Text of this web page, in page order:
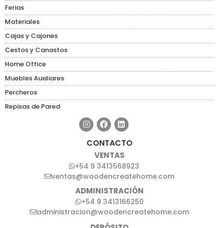
Ferias
Materiales
Cajas y Cajones
Cestos y Canastos
Home Office
Muebles Auxiliares
Percheros
Repisas de Pared
CONTACTO
VENTAS
+54 9 3413568923
ventas@woodencreatehome.com
ADMINISTRACIÓN
+54 9 3413166250
administracion@woodencreatehome.com